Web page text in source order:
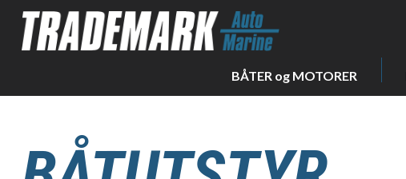
BÅTER og MOTORER